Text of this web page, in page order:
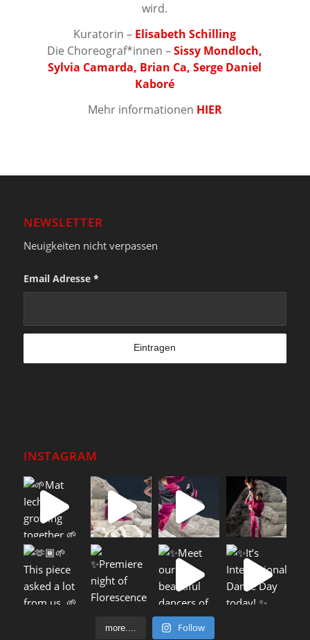
wird.
Kuratorin – Elisabeth Schilling
Die Choreograf*innen –Sissy Mondloch,
Sylvia Camarda, Brian Ca, Serge Daniel
Kaboré
Mehr informationen HIER
NEWSLETTER
Neuigkeiten nicht verpassen
Email Adresse *
INSTAGRAM
more.... Follow